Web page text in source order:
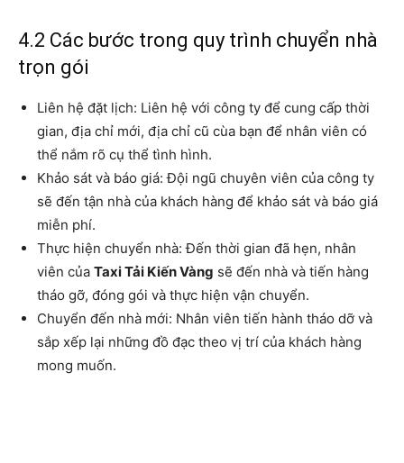
4.2 Các bước trong quy trình chuyển nhà
trọn gói
Liên hệ đặt lịch: Liên hệ với công ty để cung cấp thời
gian, địa chỉ mới, địa chỉ cũ cùa bạn để nhân viên có
thể nắm rõ cụ thể tình hình.
Khảo sát và báo giá: Đội ngũ chuyên viên của công ty
sẽ đến tận nhà của khách hàng để khảo sát và báo giá
miễn phí.
Thực hiện chuyển nhà: Đến thời gian đã hẹn, nhân
viên của Taxi Tải Kiến Vàng sẽ đến nhà và tiến hàng
tháo gỡ, đóng gói và thực hiện vận chuyển.
Chuyển đến nhà mới: Nhân viên tiến hành tháo dỡ và
sắp xếp lại những đồ đạc theo vị trí của khách hàng
mong muốn.